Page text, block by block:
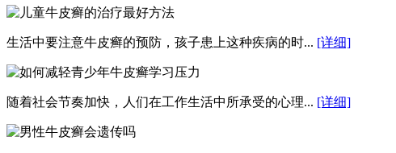
生活中要注意牛皮癣的预防，孩子患上这种疾病的时... [详细]
随着社会节奏加快，人们在工作生活中所承受的心理... [详细]